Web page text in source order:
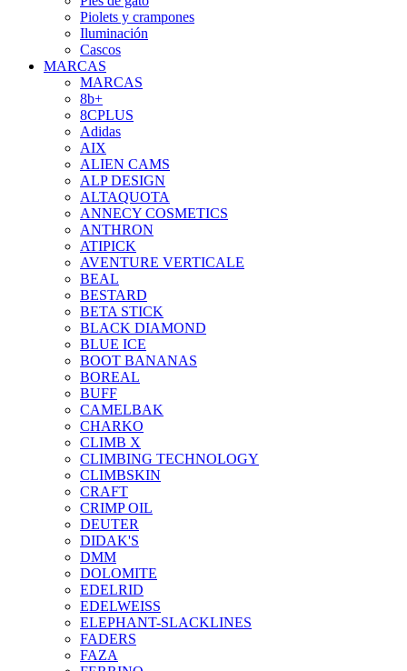
Piolets y crampones
Iluminación
Cascos
MARCAS
MARCAS
8b+
8CPLUS
Adidas
AIX
ALIEN CAMS
ALP DESIGN
ALTAQUOTA
ANNECY COSMETICS
ANTHRON
ATIPICK
AVENTURE VERTICALE
BEAL
BESTARD
BETA STICK
BLACK DIAMOND
BLUE ICE
BOOT BANANAS
BOREAL
BUFF
CAMELBAK
CHARKO
CLIMB X
CLIMBING TECHNOLOGY
CLIMBSKIN
CRAFT
CRIMP OIL
DEUTER
DIDAK'S
DMM
DOLOMITE
EDELRID
EDELWEISS
ELEPHANT-SLACKLINES
FADERS
FAZA